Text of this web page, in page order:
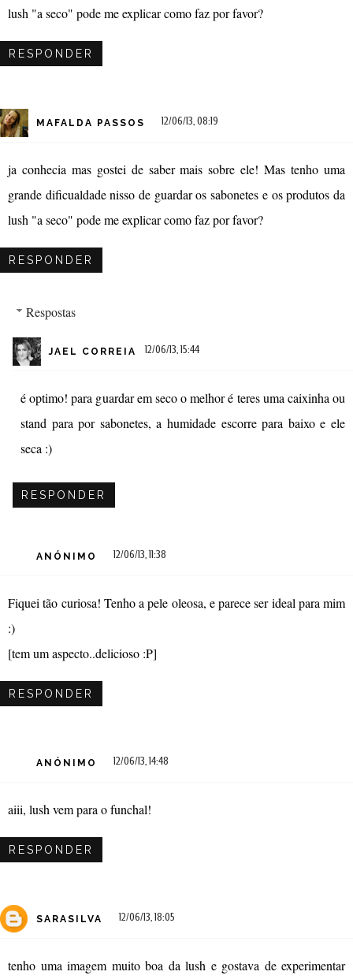
lush "a seco" pode me explicar como faz por favor?
RESPONDER
MAFALDA PASSOS 12/06/13, 08:19
ja conhecia mas gostei de saber mais sobre ele! Mas tenho uma
grande dificualdade nisso de guardar os sabonetes e os produtos da
lush "a seco" pode me explicar como faz por favor?
RESPONDER
Respostas
JAEL CORREIA 12/06/13, 15:44
é optimo! para guardar em seco o melhor é teres uma caixinha ou
stand para por sabonetes, a humidade escorre para baixo e ele
seca :)
RESPONDER
ANÓNIMO 12/06/13, 11:38
Fiquei tão curiosa! Tenho a pele oleosa, e parece ser ideal para mim
:)
[tem um aspecto..delicioso :P]
RESPONDER
ANÓNIMO 12/06/13, 14:48
aiii, lush vem para o funchal!
RESPONDER
SARASILVA 12/06/13, 18:05
tenho uma imagem muito boa da lush e gostava de experimentar